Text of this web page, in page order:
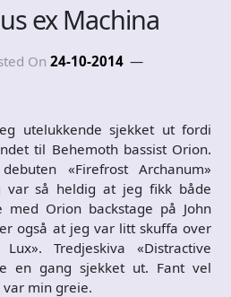
ex Machina
On 24-10-2014
utelukkende sjekket ut fordi
til Behemoth bassist Orion.
«Firefrost Archanum»
var så heldig at jeg fikk både
Orion backstage på John
også at jeg var litt skuffa over
Tredjeskiva «Distractive
en gang sjekket ut. Fant vel
min greie.